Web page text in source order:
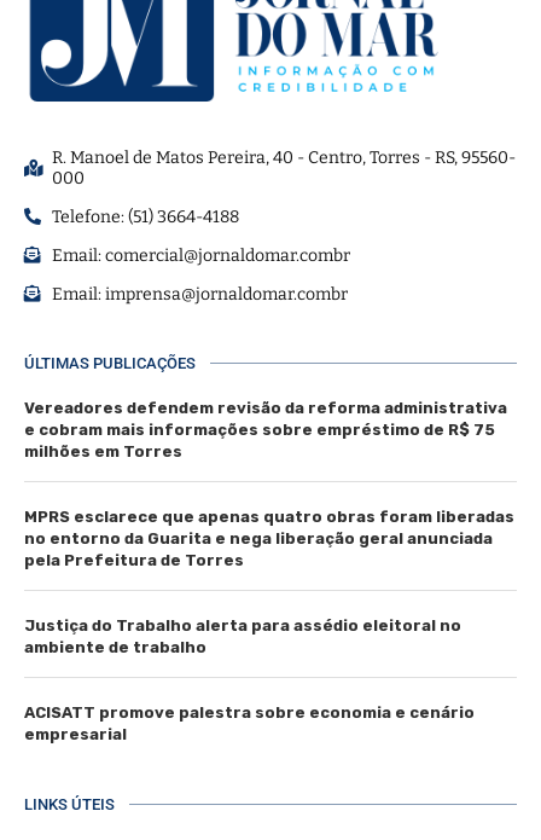
R. Manoel de Matos Pereira, 40 - Centro, Torres - RS, 95560-
000
Telefone: (51) 3664-4188
Email:comercial@jornaldomar.combr
Email:imprensa@jornaldomar.combr
ÚLTIMAS PUBLICAÇÕES
Vereadores defendem revisão da reforma administrativa
e cobram mais informações sobre empréstimo de R$ 75
milhões em Torres
MPRS esclarece que apenas quatro obras foram liberadas
no entorno da Guarita e nega liberação geral anunciada
pela Prefeitura de Torres
Justiça do Trabalho alerta para assédio eleitoral no
ambiente de trabalho
ACISATT promove palestra sobre economia e cenário
empresarial
LINKS ÚTEIS